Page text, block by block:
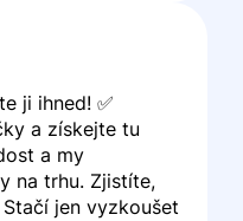
ji ihned! ✅
a získejte tu
a my
na trhu. Zjistíte,
jen vyzkoušet